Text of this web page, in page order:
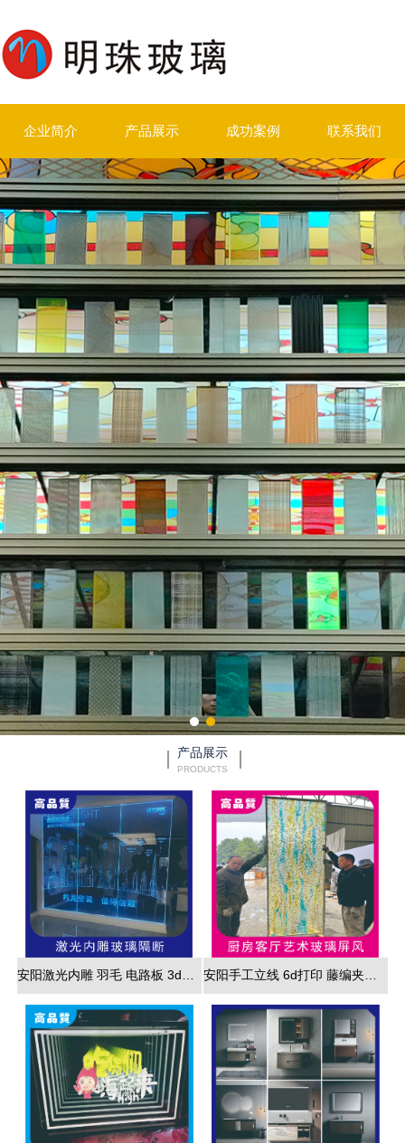
企业简介 产品展示 成功案例 联系我们
产品展示
PRODUCTS
安阳激光内雕 羽毛 电路板 3d效果展现 安阳手工立线 6d打印 藤编夹胶 新款 厂家直销